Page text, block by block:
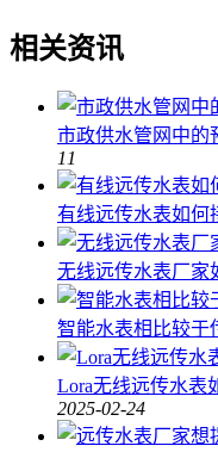
相关资讯
市政供水管网中的
11
有线远传水表如何
无线远传水表厂家
智能水表相比较于
Lora无线远传水表
2025-02-24